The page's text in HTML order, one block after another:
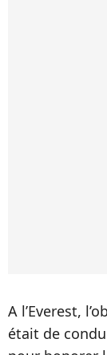
A l’Everest,
était de